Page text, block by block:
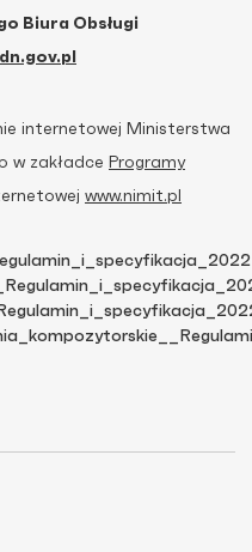
Biura Obsługi
internetowej Ministerstwa
w zakładce Programy
www.nimit.pl